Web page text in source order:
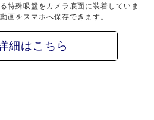
特殊吸盤をカメラ底面に装着していま
画をスマホへ保存できます。
細はこちら